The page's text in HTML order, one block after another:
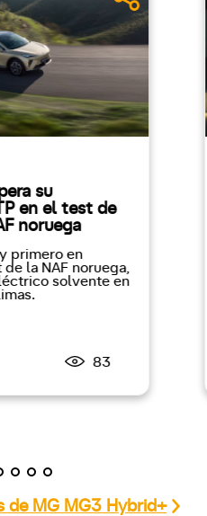
su
en el test de
noruega
primero en
la NAF noruega,
solvente en
83
MG MG3 Hybrid+